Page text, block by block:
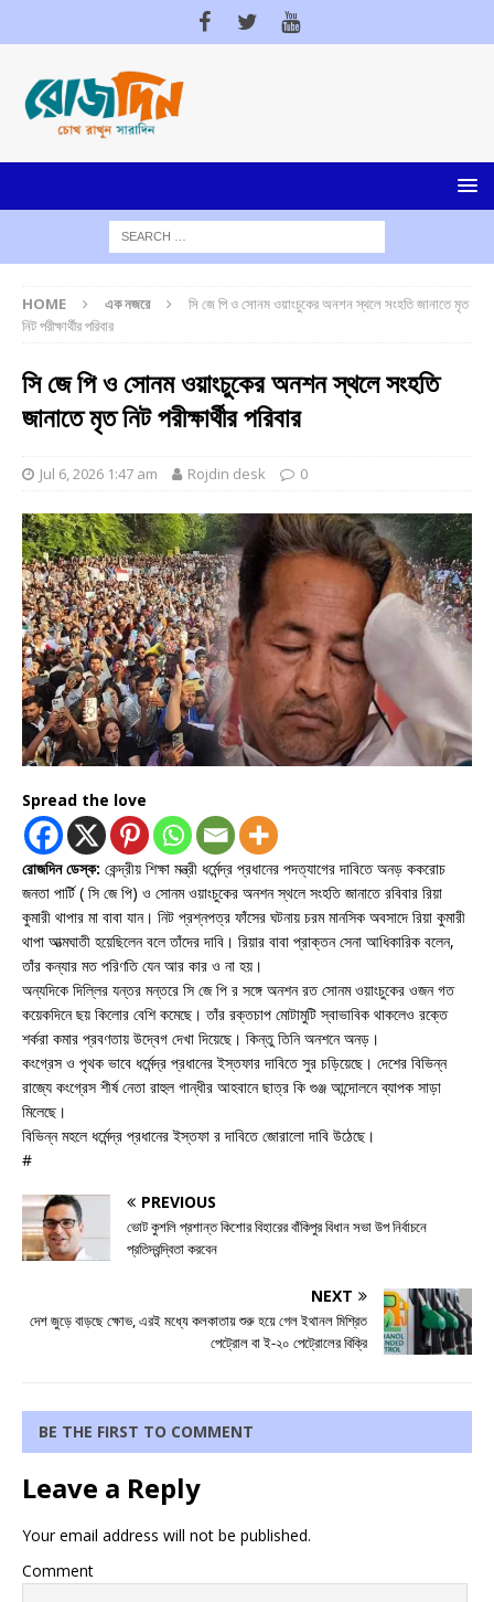
HOME এক নজরে
সি জে পি ও সোনম ওয়াংচুকের অনশন স্থলে সংহতি জানাতে মৃত
নিট পরীক্ষার্থীর পরিবার
সি জে পি ও সোনম ওয়াংচুকের অনশন স্থলে সংহতি
জানাতে মৃত নিট পরীক্ষার্থীর পরিবার
Jul 6, 2026 1:47 am Rojdin desk 0
Spread the love
রোজদিন ডেস্ক: কেন্দ্রীয় শিক্ষা মন্ত্রী ধর্মেন্দ্র প্রধানের পদত্যাগের দাবিতে অনড় ককরোচ
জনতা পার্টি ( সি জে পি) ও সোনম ওয়াংচুকের অনশন স্থলে সংহতি জানাতে রবিবার রিয়া
কুমারী থাপার মা বাবা যান। নিট প্রশ্নপত্র ফাঁসের ঘটনায় চরম মানসিক অবসাদে রিয়া কুমারী
থাপা আত্মঘাতী হয়েছিলেন বলে তাঁদের দাবি। রিয়ার বাবা প্রাক্তন সেনা আধিকারিক বলেন,
তাঁর কন্যার মত পরিণতি যেন আর কার ও না হয়।
অন্যদিকে দিল্লির যন্তর মন্তরে সি জে পি র সঙ্গে অনশন রত সোনম ওয়াংচুকের ওজন গত
কয়েকদিনে ছয় কিলোর বেশি কমেছে। তাঁর রক্তচাপ মোটামুটি স্বাভাবিক থাকলেও রক্তে
শর্করা কমার প্রবণতায় উদ্বেগ দেখা দিয়েছে। কিন্তু তিনি অনশনে অনড়।
কংগ্রেস ও পৃথক ভাবে ধর্মেন্দ্র প্রধানের ইস্তফার দাবিতে সুর চড়িয়েছে। দেশের বিভিন্ন
রাজ্যে কংগ্রেস শীর্ষ নেতা রাহুল গান্ধীর আহবানে ছাত্র কি গুঞ্জ আন্দোলনে ব্যাপক সাড়া
মিলেছে।
বিভিন্ন মহলে ধর্মেন্দ্র প্রধানের ইস্তফা র দাবিতে জোরালো দাবি উঠেছে।
#
PREVIOUS
ভোট কুশলি প্রশান্ত কিশোর বিহারের বাঁকিপুর বিধান সভা উপ নির্বাচনে
প্রতিদ্বন্দ্বিতা করবেন
NEXT
দেশ জুড়ে বাড়ছে ক্ষোভ, এরই মধ্যে কলকাতায় শুরু হয়ে গেল ইথানল মিশ্রিত
পেট্রোল বা ই-২০ পেট্রোলের বিক্রি
BE THE FIRST TO COMMENT
Leave a Reply
Your email address will not be published.
Comment